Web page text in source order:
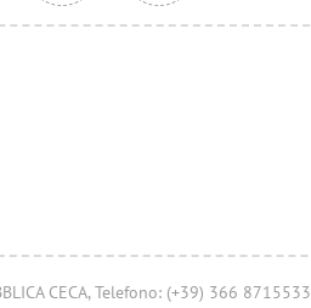
CECA, Telefono: (+39) 366 8715533